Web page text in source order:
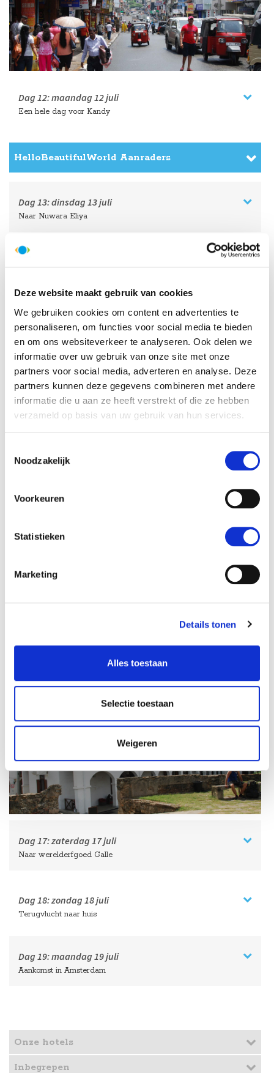
Deze website maakt gebruik van cookies
We gebruiken cookies om content en advertenties te
personaliseren, om functies voor social media te bieden
en om ons websiteverkeer te analyseren. Ook delen we
informatie over uw gebruik van onze site met onze
partners voor social media, adverteren en analyse. Deze
partners kunnen deze gegevens combineren met andere
informatie die u aan ze heeft verstrekt of die ze hebben
verzameld op basis van uw gebruik van hun services.
Noodzakelijk
Voorkeuren
Statistieken
Marketing
Details tonen
Alles toestaan
Selectie toestaan
Weigeren
Dag 12:maandag 12 juli
Een hele dag voor Kandy
HelloBeautifulWorld Aanraders
Dag 13:dinsdag 13 juli
Naar Nuwara Eliya
Dag 14:woensdag14 juli
Dag 17:zaterdag 17 juli
Naar werelderfgoed Galle
Dag 18:zondag 18 juli
Terugvlucht naar huis
Dag 19:maandag 19 juli
Aankomst in Amsterdam
Onze hotels
Inbegrepen